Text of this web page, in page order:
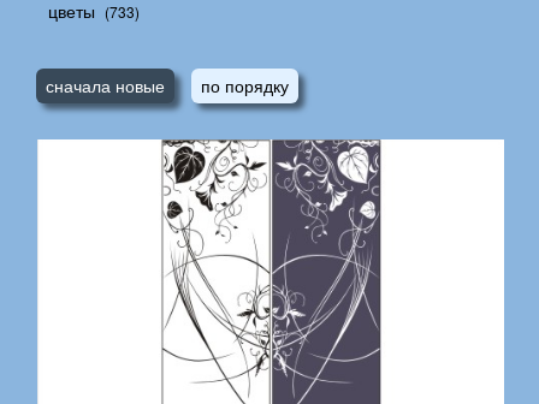
цветы (733)
сначала новые по порядку